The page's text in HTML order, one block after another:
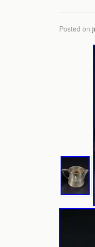
Posted on